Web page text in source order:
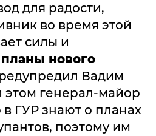
для радости,
во время этой
силы и
нового
Вадим
генерал-майор
в ГУР знают о планах
поэтому им